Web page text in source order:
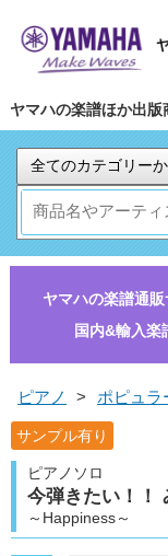
ヤマハの楽譜ほか出版
ヤマハの楽譜通販
国内&輸入楽
ピアノ > ポピュラ
サンプル有り
ピアノソロ
今弾きたい！！
～Happiness～